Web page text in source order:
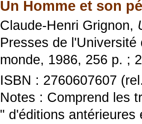
Un Homme et son
Claude-Henri Grignon,
Presses de
monde, 1986, 256 p. ;
ISBN : 2760607607
Notes : Comprend les
" d'éditions